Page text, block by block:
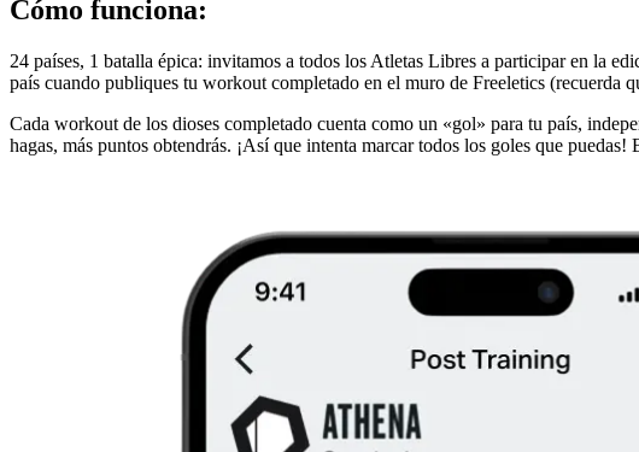
Cómo funciona:
24 países, 1 batalla épica: invitamos a todos los Atletas Libres a participar en la
país cuando publiques tu workout completado en el muro de Freeletics (recuerda
Cada workout de los dioses completado cuenta como un «gol» para tu país,
hagas, más puntos obtendrás. ¡Así que intenta marcar todos los goles que